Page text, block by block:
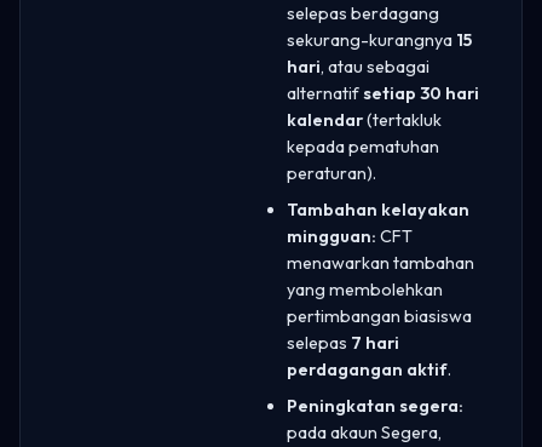
selepas berdagang
sekurang-kurangnya 15
hari, atau sebagai
alternatifsetiap 30 hari
kalendar(tertakluk
kepada pematuhan
peraturan).
Tambahan kelayakan
mingguan: CFT
menawarkan tambahan
yang membolehkan
pertimbangan biasiswa
selepas 7 hari
perdagangan aktif.
Peningkatan segera:
pada akaun Segera,